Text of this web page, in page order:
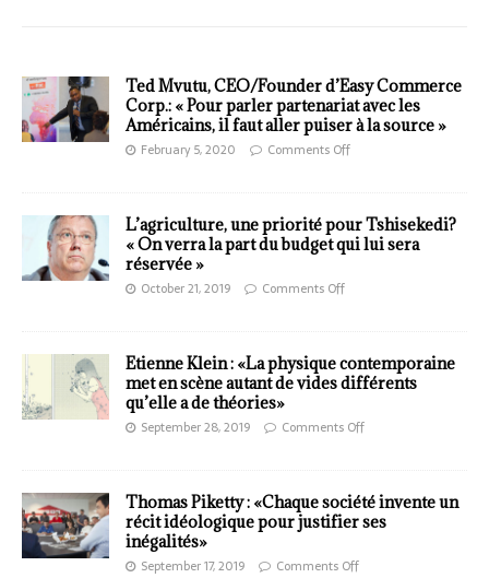
Ted Mvutu, CEO/Founder d’Easy Commerce
Corp.: « Pour parler partenariat avec les
Américains, il faut aller puiser à la source »
February 5, 2020 Comments Off
L’agriculture, une priorité pour Tshisekedi?
« On verra la part du budget qui lui sera
réservée »
October 21, 2019 Comments Off
Etienne Klein : «La physique contemporaine
met en scène autant de vides différents
qu’elle a de théories»
September 28, 2019 Comments Off
Thomas Piketty : «Chaque société invente un
récit idéologique pour justifier ses
inégalités»
September 17, 2019 Comments Off